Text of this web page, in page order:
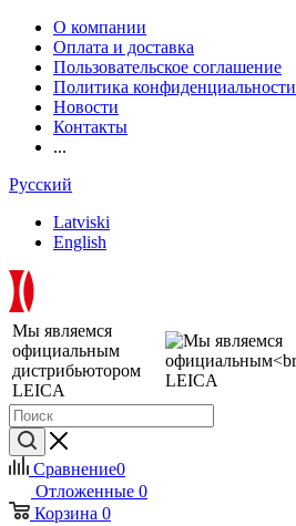
О компании
Оплата и доставка
Пользовательское соглашение
Политика конфиденциальности
Новости
Контакты
...
Русский
Latviski
English
Мы являемся
официальным
дистрибьютором
LEICA
Сравнение0
Отложенные 0
Корзина 0